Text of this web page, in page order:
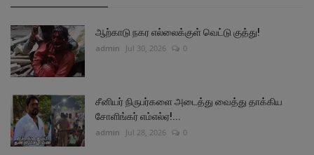
ஆற்காடு நகர எல்லைக்குள் வெட்டு குத்து!
admin Jul 30, 2026 0
சீனியர் நிருபர்களை அடைத்து வைத்து தாக்கிய
சோளிங்கர் எம்எல்ஏ!...
admin Jul 28, 2026 0